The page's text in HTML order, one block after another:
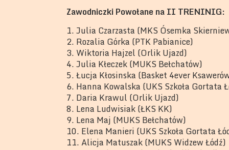
Zawodniczki Powołane na II TRENINIG:
1. Julia Czarzasta (MKS Ósemka
2. Rozalia Górka (PTK Pabianice)
3. Wiktoria Hajzel (Orlik Ujazd)
4. Julia Kłeczek (MUKS Bełchatów)
5. Łucja Kłosinska (Basket 4ever
6. Hanna Kowalska (UKS Szkoła Gortata
7. Daria Krawul (Orlik Ujazd)
8. Lena Ludwisiak (ŁKS KK)
9. Lena Maj (MUKS Bełchatów)
10. Elena Manieri (UKS Szkoła Gortata
11. Alicja Matuszak (MUKS Widzew Łódź)